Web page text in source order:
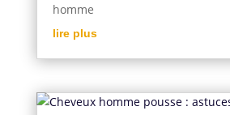
homme
lire plus